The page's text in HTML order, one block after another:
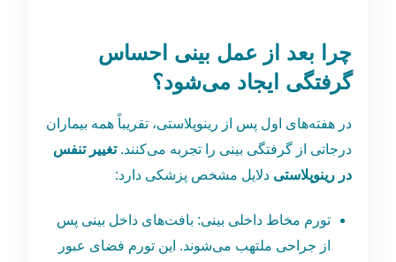
چرا بعد از عمل بینی احساس
گرفتگی ایجاد می‌شود؟
در هفته‌های اول پس از رینوپلاستی، تقریباً همه بیماران
درجاتی از گرفتگی بینی را تجربه می‌کنند.تغییر تنفس
در رینوپلاستی دلایل مشخص پزشکی دارد:
تورم مخاط داخلی بینی: بافت‌های داخل بینی پس
از جراحی ملتهب می‌شوند. این تورم فضای عبور